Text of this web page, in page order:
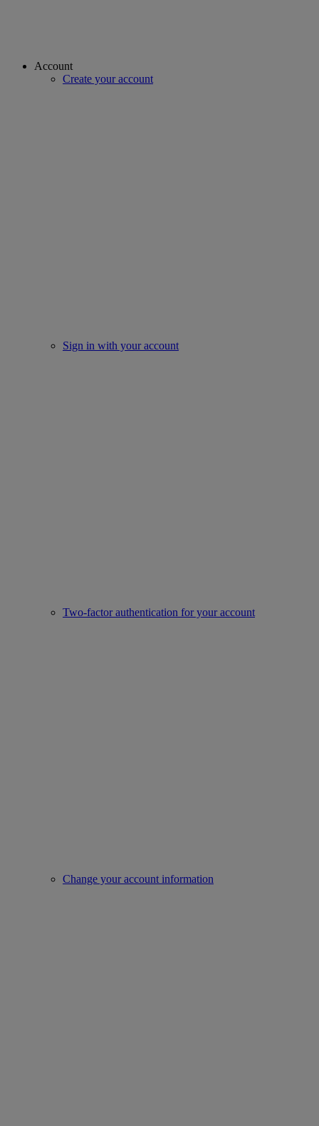
Account
Create your account
Sign in with your account
Two-factor authentication for your account
Change your account information